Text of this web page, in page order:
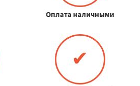
Оплата наличными
✔